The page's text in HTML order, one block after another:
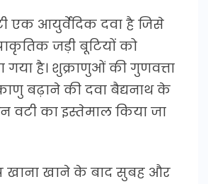
एक आयुर्वेदिक दवा है जिसे
जड़ी बूटियों को
गया है। शुक्राणुओं की गुणवत्ता
बढ़ाने की दवा बैद्यनाथ के
वटी का इस्तेमाल किया जा
खाना खाने के बाद सुबह और